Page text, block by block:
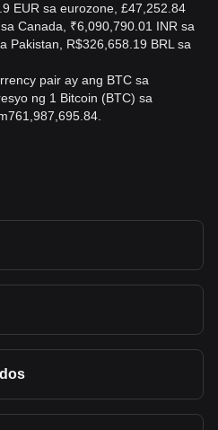
EUR sa eurozone, £47,252.84
Canada, ₹6,090,790.01 INR sa
Pakistan, R$326,658.19 BRL sa
pair ay ang BTC sa
ng 1 Bitcoin (BTC) sa